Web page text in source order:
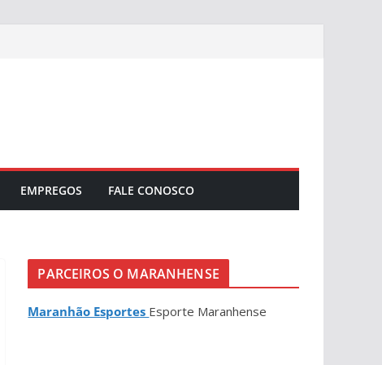
EMPREGOS FALE CONOSCO
PARCEIROS O MARANHENSE
Maranhão Esportes Esporte Maranhense